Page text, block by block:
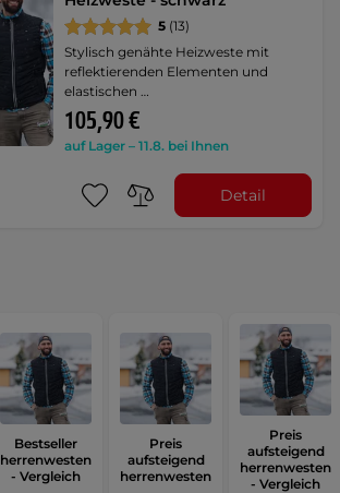
5 (13)
Stylisch genähte Heizweste mit
reflektierenden Elementen und
elastischen …
105,90 €
auf Lager – 11.8. bei Ihnen
Detail
Bestseller
herrenwesten
- Vergleich
Preis
aufsteigend
herrenwesten
Preis
aufsteigend
herrenwesten
- Vergleich